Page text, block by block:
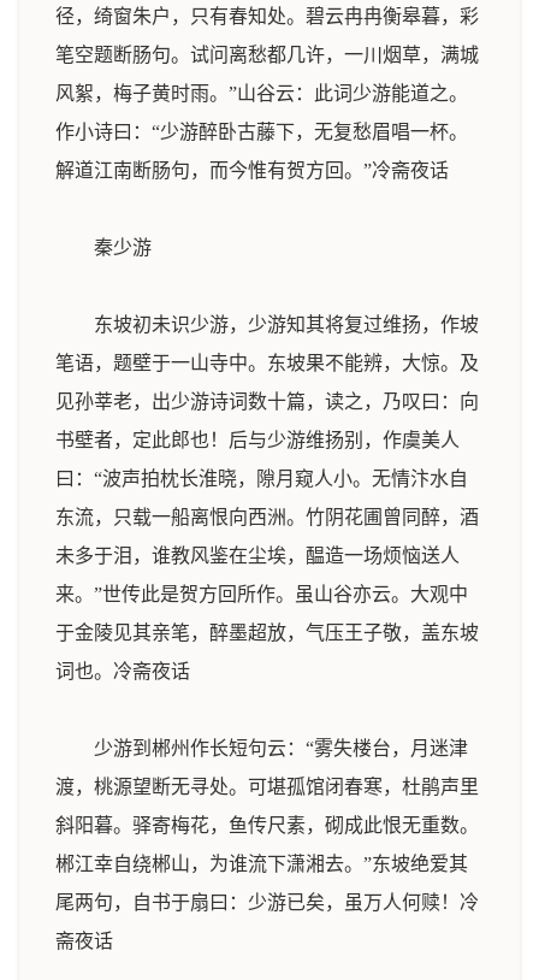
径，绮窗朱户，只有春知处。碧云冉冉衡皋暮，彩
笔空题断肠句。试问离愁都几许，一川烟草，满城
风絮，梅子黄时雨。”山谷云：此词少游能道之。
作小诗曰：“少游醉卧古藤下，无复愁眉唱一杯。
解道江南断肠句，而今惟有贺方回。”冷斋夜话
秦少游
东坡初未识少游，少游知其将复过维扬，作坡
笔语，题壁于一山寺中。东坡果不能辨，大惊。及
见孙莘老，出少游诗词数十篇，读之，乃叹曰：向
书壁者，定此郎也！后与少游维扬别，作虞美人
曰：“波声拍枕长淮晓，隙月窥人小。无情汴水自
东流，只载一船离恨向西洲。竹阴花圃曾同醉，酒
未多于泪，谁教风鉴在尘埃，醖造一场烦恼送人
来。”世传此是贺方回所作。虽山谷亦云。大观中
于金陵见其亲笔，醉墨超放，气压王子敬，盖东坡
词也。 冷斋夜话
少游到郴州作长短句云：“雾失楼台，月迷津
渡，桃源望断无寻处。可堪孤馆闭春寒，杜鹃声里
斜阳暮。驿寄梅花，鱼传尺素，砌成此恨无重数。
郴江幸自绕郴山，为谁流下潇湘去。”东坡绝爱其
尾两句，自书于扇曰：少游已矣，虽万人何赎！ 冷
斋夜话